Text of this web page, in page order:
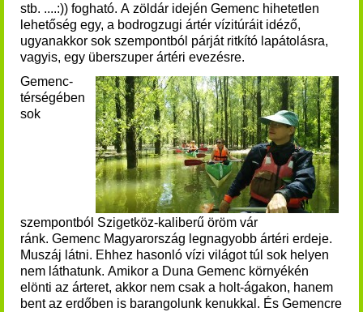
stb. ....:)) fogható. A zöldár idején Gemenc hihetetlen
lehetőség egy, a bodrogzugi ártér vízitúráit idéző,
ugyanakkor sok szempontból párját ritkító lapátolásra,
vagyis, egy überszuper ártéri evezésre.
Gemenc-
térségében
sok
szempontból Szigetköz-kaliberű öröm vár
ránk. Gemenc Magyarország legnagyobb ártéri erdeje.
Muszáj látni. Ehhez hasonló vízi világot túl sok helyen
nem láthatunk. Amikor a Duna Gemenc környékén
elönti az árteret, akkor nem csak a holt-ágakon, hanem
bent az erdőben is barangolunk kenukkal. És Gemencre